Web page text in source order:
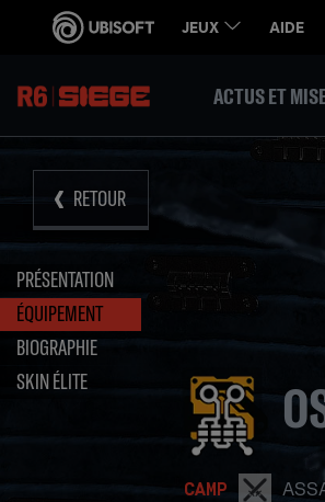
ACTUS ET
PRÉSENTATION
ÉQUIPEMENT
BIOGRAPHIE
SKIN ÉLITE
RETOUR
CAMP